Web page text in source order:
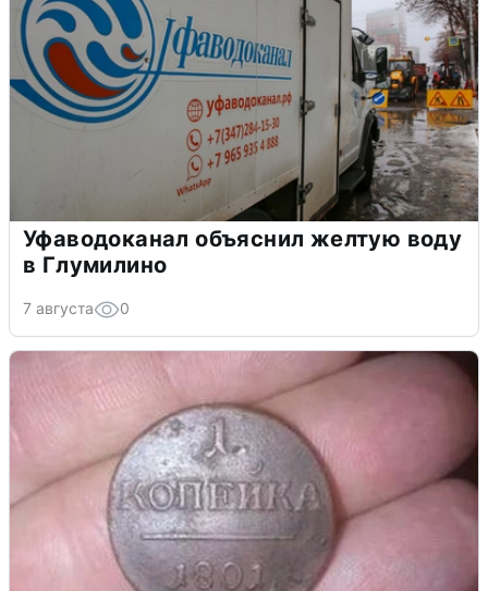
Уфаводоканал объяснил желтую воду
в Глумилино
7 августа 0